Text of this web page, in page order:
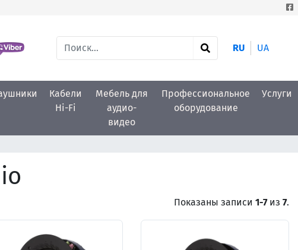
RU UA
Кабели
Hi-Fi
Мебель для
аудио-
видео
Профессиональное
оборудование
Услуги
Показаны записи 1-7из 7.